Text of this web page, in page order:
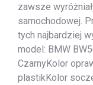
zawsze
samochodowej.
tych najbardziej
model: BMW
CzarnyKolor
plastikKolor